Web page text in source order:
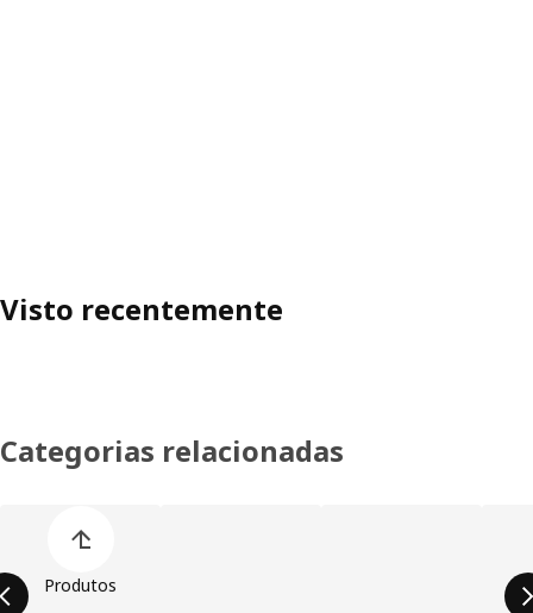
Visto recentemente
Categorias relacionadas
Produtos